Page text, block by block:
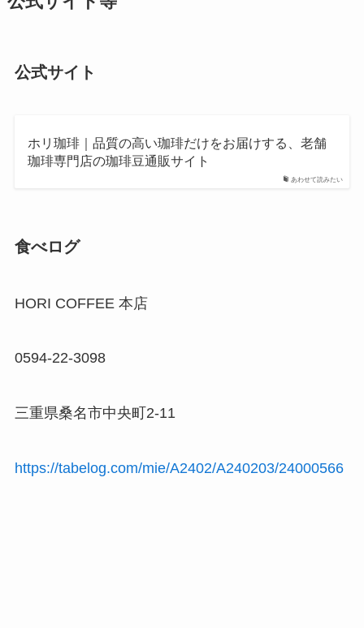
公式サイト
あわせて読みたい
ホリ珈琲｜品質の高い珈琲だけをお届けする、老舗
珈琲専門店の珈琲豆通販サイト
食べログ
HORI COFFEE 本店
0594-22-3098
三重県桑名市中央町2-11
https://tabelog.com/mie/A2402/A240203/24000566